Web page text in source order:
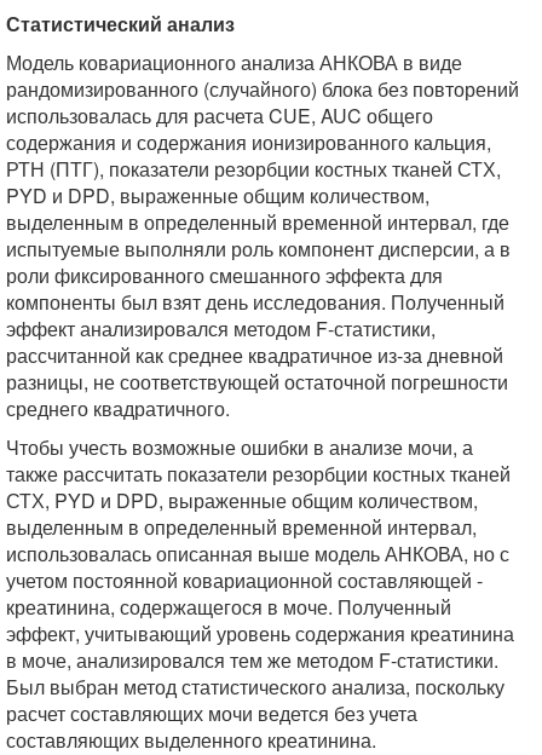
Статистический анализ
Модель ковариационного анализа АНКОВА в виде
рандомизированного (случайного) блока без повторений
использовалась для расчета CUE, AUC общего
содержания и содержания ионизированного кальция,
РТН (ПТГ), показатели резорбции костных тканей СТХ,
PYD и DPD, выраженные общим количеством,
выделенным в определенный временной интервал, где
испытуемые выполняли роль компонент дисперсии, а в
роли фиксированного смешанного эффекта для
компоненты был взят день исследования. Полученный
эффект анализировался методом F-статистики,
рассчитанной как среднее квадратичное из-за дневной
разницы, не соответствующей остаточной погрешности
среднего квадратичного.
Чтобы учесть возможные ошибки в анализе мочи, а
также рассчитать показатели резорбции костных тканей
СТХ, PYD и DPD, выраженные общим количеством,
выделенным в определенный временной интервал,
использовалась описанная выше модель АНКОВА, но с
учетом постоянной ковариационной составляющей -
креатинина, содержащегося в моче. Полученный
эффект, учитывающий уровень содержания креатинина
в моче, анализировался тем же методом F-статистики.
Был выбран метод статистического анализа, поскольку
расчет составляющих мочи ведется без учета
составляющих выделенного креатинина.